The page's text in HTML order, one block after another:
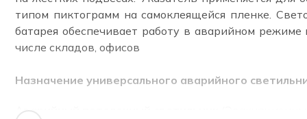
типом пиктограмм на самоклеящейся пленке.
батарея обеспечивает работу в аварийном
числе складов, офисов
Назначение универсального аварийного